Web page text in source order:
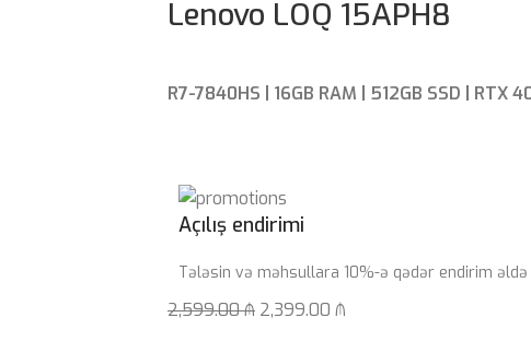
Lenovo LOQ 15APH8
R7-7840HS | 16GB RAM | 512GB SSD | RTX
Açılış endirimi
Tələsin və məhsullara 10%-ə qədər endirim əldə
2,599.00₼ 2,399.00 ₼